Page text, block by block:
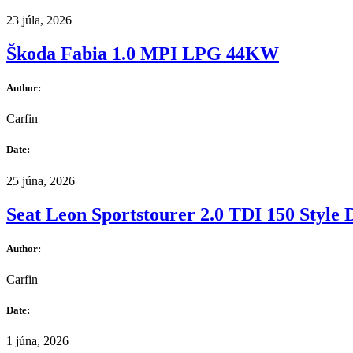
23 júla, 2026
Škoda Fabia 1.0 MPI LPG 44KW
Author:
Carfin
Date:
25 júna, 2026
Seat Leon Sportstourer 2.0 TDI 150 Style
Author:
Carfin
Date:
1 júna, 2026